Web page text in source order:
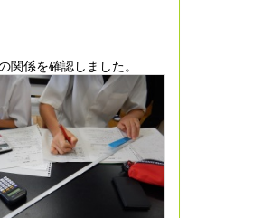
係を確認しました。